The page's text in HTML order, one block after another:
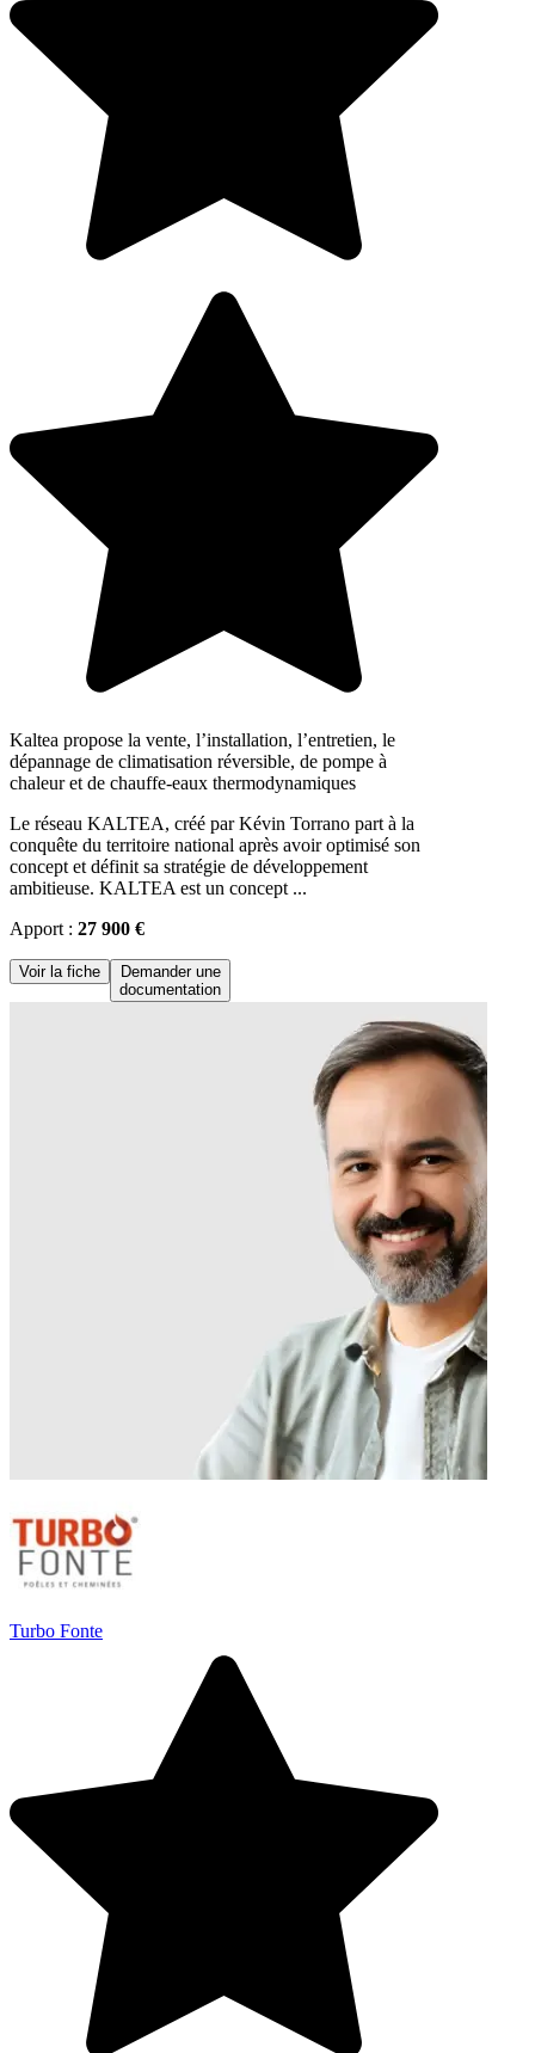
Kaltea propose la vente, l’installation, l’entretien, le
dépannage de climatisation réversible, de pompe à
chaleur et de chauffe-eaux thermodynamiques
Le réseau KALTEA, créé par Kévin Torrano part à la
conquête du territoire national après avoir optimisé son
concept et définit sa stratégie de développement
ambitieuse. KALTEA est un concept ...
Apport : 27 900 €
Voir la fiche
Demander une
documentation
Turbo Fonte